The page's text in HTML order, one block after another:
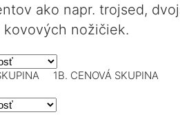
ako napr. trojsed,
nožičiek.
1B. CENOVÁ SKUPINA